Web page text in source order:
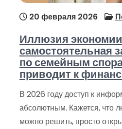
20 февраля 2026
Иллюзия
самостоятельная
по семейным
приводит к
В 2026 году доступ к
абсолютным. Кажется, что
можно решить, просто